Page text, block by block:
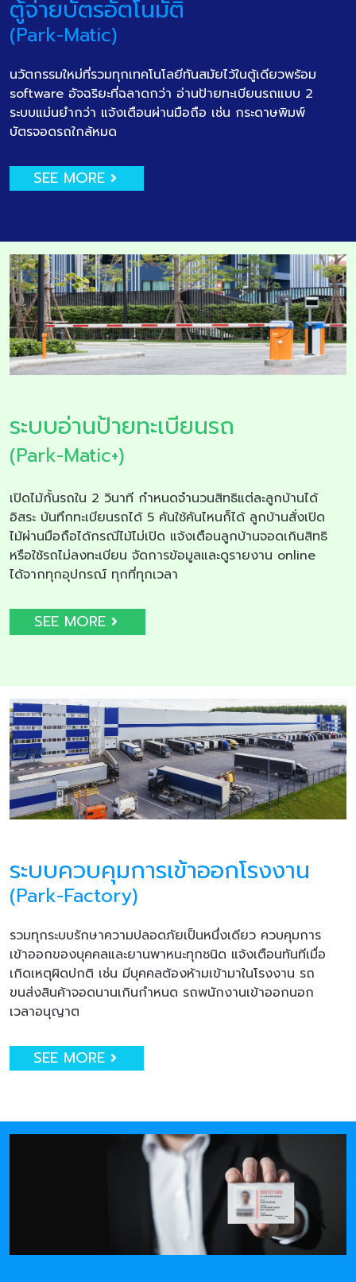
ตู้จ่ายบัตรอัตโนมัติ
(Park-Matic)
นวัตกรรมใหม่ที่รวมทุกเทคโนโลยีทันสมัยไว้ในตู้เดียวพร้อม
software อัจฉริยะที่ฉลาดกว่า อ่านป้ายทะเบียนรถแบบ 2
ระบบแม่นยำกว่า แจ้งเตือนผ่านมือถือ เช่น กระดาษพิมพ์
บัตรจอดรถใกล้หมด
SEE MORE
ระบบอ่านป้ายทะเบียนรถ
(Park-Matic+)
เปิดไม้กั้นรถใน 2 วินาที กำหนดจำนวนสิทธิแต่ละลูกบ้านได้
อิสระ บันทึกทะเบียนรถได้ 5 คันใช้คันไหนก็ได้ ลูกบ้านสั่งเปิด
ไม้ผ่านมือถือได้กรณีไม้ไม่เปิด แจ้งเตือนลูกบ้านจอดเกินสิทธิ
หรือใช้รถไม่ลงทะเบียน จัดการข้อมูลและดูรายงาน online
ได้จากทุกอุปกรณ์ ทุกที่ทุกเวลา
SEE MORE
ระบบควบคุมการเข้าออกโรงงาน
(Park-Factory)
รวมทุกระบบรักษาความปลอดภัยเป็นหนึ่งเดียว ควบคุมการ
เข้าออกของบุคคลและยานพาหนะทุกชนิด แจ้งเตือนทันทีเมื่อ
เกิดเหตุผิดปกติ เช่น มีบุคคลต้องห้ามเข้ามาในโรงงาน รถ
ขนส่งสินค้าจอดนานเกินกำหนด รถพนักงานเข้าออกนอก
เวลาอนุญาต
SEE MORE